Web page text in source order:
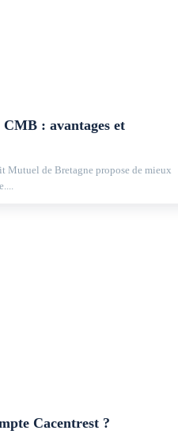
: avantages et
Mutuel de Bretagne propose de mieux
Cacentrest ?